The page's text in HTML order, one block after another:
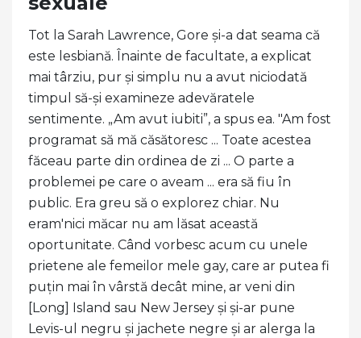
Tot la Sarah Lawrence, Gore și-a dat seama că
este lesbiană. Înainte de facultate, a explicat
mai târziu, pur și simplu nu a avut niciodată
timpul să-și examineze adevăratele
sentimente. „Am avut iubiti”, a spus ea. "Am fost
programat să mă căsătoresc ... Toate acestea
făceau parte din ordinea de zi ... O parte a
problemei pe care o aveam ... era să fiu în
public. Era greu să o explorez chiar. Nu
eram'nici măcar nu am lăsat această
oportunitate. Când vorbesc acum cu unele
prietene ale femeilor mele gay, care ar putea fi
puțin mai în vârstă decât mine, ar veni din
[Long] Island sau New Jersey și și-ar pune
Levis-ul negru și jachete negre și ar alerga la